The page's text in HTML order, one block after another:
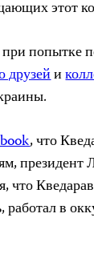
этот
попытке
друзейи
, что
президент
что
работал в